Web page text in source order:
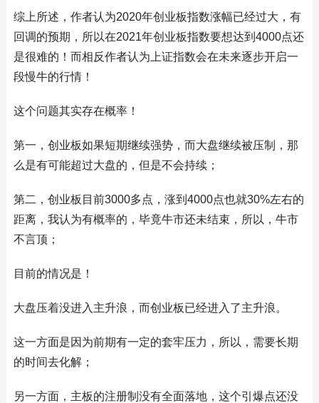
综上所述，作者认为2020年创业板指数涨幅已经过大，有
回调的预期，所以在2021年创业板指数要想达到4000点还
是很难的！而相反作者认为上证指数会在未来逐步开启一
段慢牛的行情！
这个问题其实存在概率！
第一，创业板如果短期继续强势，而大盘继续被压制，那
么是有可能超过大盘的，但是不会持续；
第二，创业板目前3000多点，涨到4000点也就30%左右的
距离，我认为有概率的，毕竟牛市还未结束，所以，牛市
不言顶；
目前的情况是！
大盘压着没进入主升浪，而创业板已经进入了主升浪。
这一方面是因为前期有一定的套牢压力，所以，需要长期
的时间去化解；
另一方面，主板的注册制没有全面落地，这个引爆点还没